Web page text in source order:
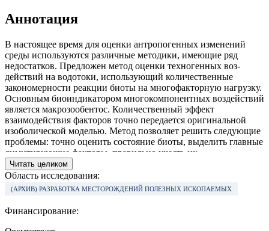
Аннотация
В настоящее время для оценки антропогенных изменений
среды используются раз­личные методики, имеющие ряд
недостатков. Предложен метод оценки техногенных воз­
действий на водотоки, использующий количественные
закономерности реакции биоты на многофакторную нагрузку.
Основным биоиндикатором многокомпонентных воздействий
является макрозообентос. Количественный эффект
взаимодействия факторов точно переда­ется оригинальной
изоболической моделью. Метод позволяет решить следующие
пробле­мы: точно оценить состояние биоты, выделить главные
лимитирующие факторы, правильно учесть их
взаимодействие, а также прогнозировать общий эффект
снижения воздействия от разрабатываемых природоохранных
мероприятий. Метод апробирован при изучении раз­личных
техногенных воздействий на пресноводные водоемы России.
Читать целиком
Область исследования:
(АРХИВ) РАЗРАБОТКА МЕСТОРОЖДЕНИЙ ПОЛЕЗНЫХ ИСКОПАЕМЫХ
Финансирование: